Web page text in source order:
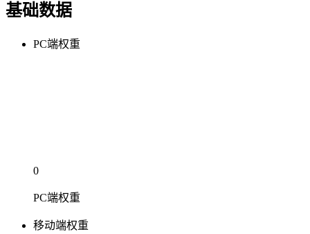
基础数据
PC端权重
0
PC端权重
移动端权重